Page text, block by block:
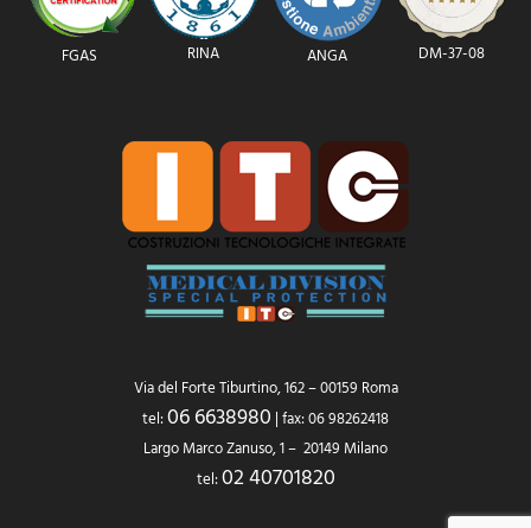
FGAS RINA ANGA DM-37-08
Via del Forte Tiburtino, 162 – 00159 Roma
tel:06 6638980 | fax: 06 98262418
Largo Marco Zanuso, 1 – 20149 Milano
tel:02 40701820